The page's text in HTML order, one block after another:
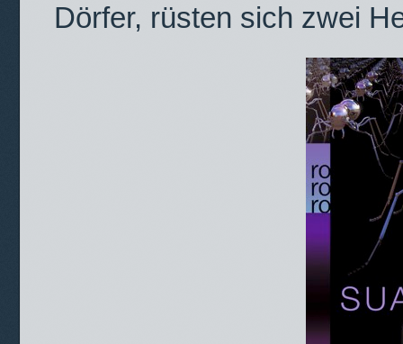
Dörfer, rüsten sich zwei